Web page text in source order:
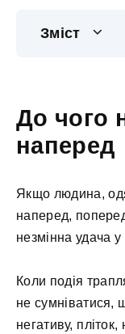
Зміст
До чого
наперед
Якщо людина,
наперед,
незмінна удача у
Коли подія
не сумніватися,
негативу,